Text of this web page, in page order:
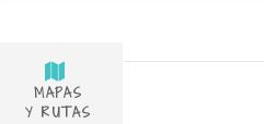
MAPAS
Y RUTAS